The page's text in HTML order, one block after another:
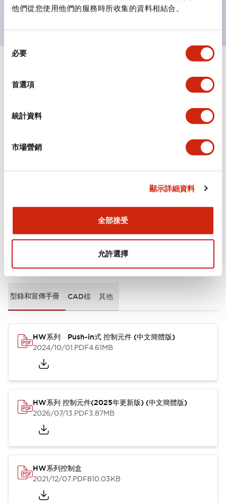
他們從您使用他們的服務時所收集的資料相結合。
必要
首選項
統計資料
市場營銷
顯示詳細資料
全部接受
允許選擇
顏色表現更明確鮮明，便於更多人識別。
環境規範
功能規格
機械規格
型錄和宣傳手冊 CAD檔 其他
HW系列 Push-in式 控制元件 (中文簡體版)
2024/10/01.PDF4.61MB
HW系列 控制元件(2025年更新版) (中文簡體版)
2026/07/13.PDF3.87MB
HW系列控制盒
2021/12/07.PDF810.03KB